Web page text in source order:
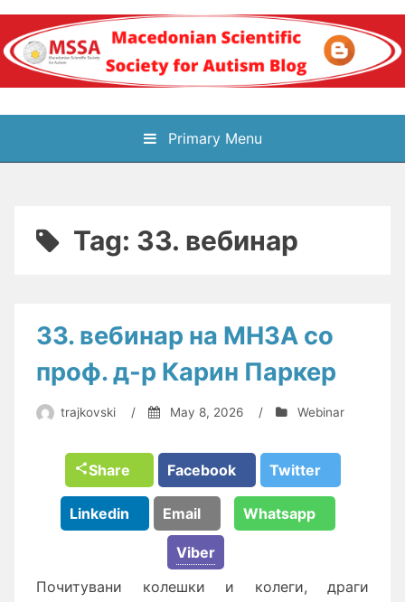
Skip
content
Блог на
Македонското научно
здружение за
Primary Menu
Tag: 33. вебинар
33. вебинар на МНЗА со
проф. д-р Карин Паркер
trajkovski / May 8, 2026 / Webinar
Share Facebook Twitter
Linkedin Email Whatsapp
Viber
Почитувани колешки и колеги, драги